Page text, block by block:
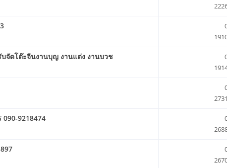
บจัดโต๊ะจีนงานบุญ งานแต่ง งานบวช
9218474